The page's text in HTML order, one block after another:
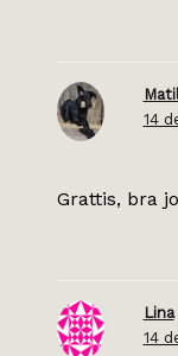
14
Grattis, bra
Lina
14